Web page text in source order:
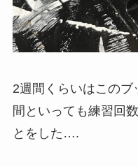
2週間くらいはこのブ
間といっても練習回
とをした….